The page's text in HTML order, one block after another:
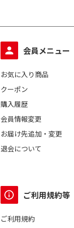
会員メニュー
お気に入り商品
クーポン
購入履歴
会員情報変更
お届け先追加・変更
退会について
ご利用規約等
ご利用規約